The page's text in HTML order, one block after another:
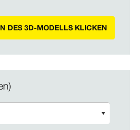
DES 3D-MODELLS KLICKEN